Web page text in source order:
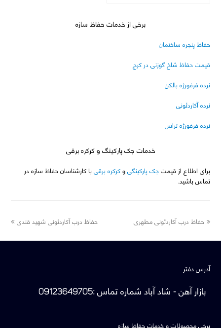
برخی از خدمات حفاظ سازه
حفاظ پنجره ساختمان
قیمت حفاظ شاخ گوزنی در کرج
نرده فرفورژه بالکن
نرده آکاردئونی
نرده فرفورژه تراس
خدمات جک پارکینگ و کرکره برقی
برای اطلاع از قیمتجک پارکینگیوکرکره برقی با کارشناسان حفاظ سازه در
تماس باشید.
previous
حفاظ درب آکاردئونی مطهری
next
حفاظ درب آکاردئونی شهید قندی
آدرس دفتر
بازار آهن - شاد آبادشماره تماس:
09123649705
برخی محصولات و خدمات حفاظ سازه